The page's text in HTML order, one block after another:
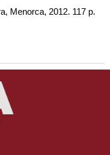
Menorca, 2012. 117 p.